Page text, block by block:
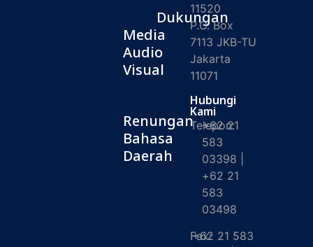
Media
Audio
Visual
Renungan
Bahasa
Daerah
Dukungan
11520
P.O. Box
7113 JKB-TU
Jakarta
11071
Hubungi
Kami
Telepon:
+62 21
583
03398 |
+62 21
583
03498
Fax:
+62 21 583